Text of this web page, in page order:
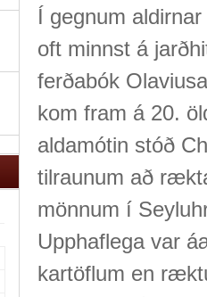
Í gegnum aldirnar
oft minnst á
ferðabók
kom fram á 20.
aldamótin stóð
tilraunum að
mönnum í
Upphaflega var
kartöflum en